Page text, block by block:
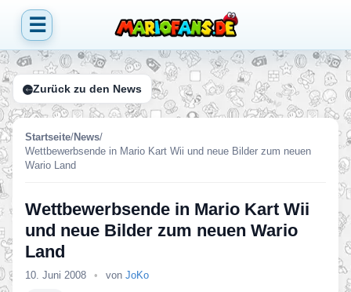
☰
Zurück zu den News
Startseite/News/
Wettbewerbsende in Mario Kart Wii und neue Bilder zum neuen
Wario Land
Wettbewerbsende in Mario Kart Wii
und neue Bilder zum neuen Wario
Land
10. Juni 2008 • von JoKo